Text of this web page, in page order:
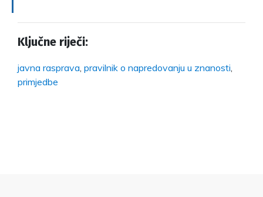
Ključne riječi:
javna rasprava pravilnik o napredovanju u znanosti
primjedbe